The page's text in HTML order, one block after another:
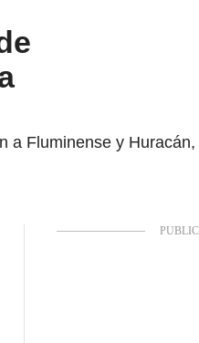
a Fluminense y